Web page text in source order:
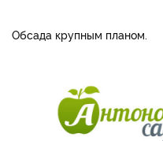
Обсада крупным планом.